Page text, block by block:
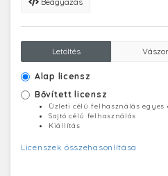
Letöltés
Alap licensz
Bővített licensz
Üzleti célú felhasználás egyes
Sajtó célú felhasználás
Kiállítás
Licenszek összehasonlítása